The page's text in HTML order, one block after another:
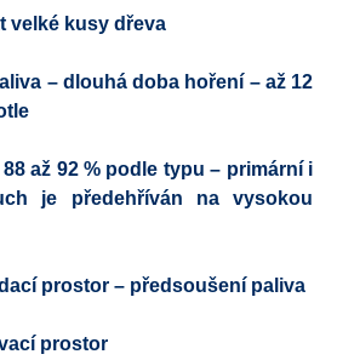
velké kusy dřeva
– dlouhá doba hoření – až 12
až 92 % podle typu – primární i
je předehříván na vysokou
prostor – předsoušení paliva
prostor